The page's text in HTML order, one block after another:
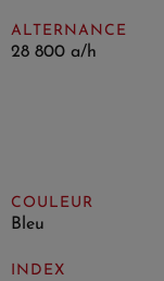
ALTERNANCE
28 800 a/h
COULEUR
Bleu
INDEX